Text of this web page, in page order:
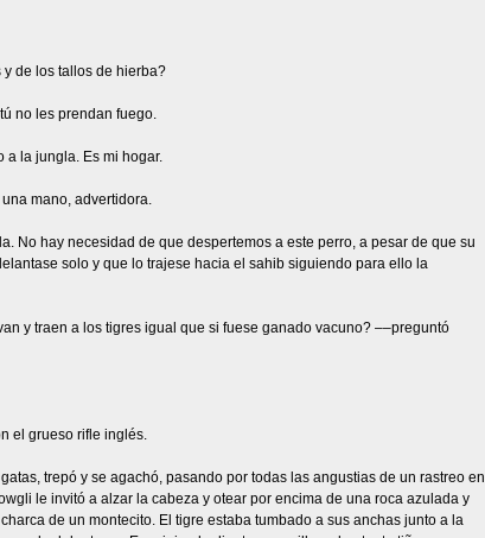
de los tallos de hierba?
no les prendan fuego.
a la jungla. Es mi hogar.
mano, advertidora.
No hay necesidad de que despertemos a este perro, a pesar de que su
solo y que lo trajese hacia el sahib siguiendo para ello la
y traen a los tigres igual que si fuese ganado vacuno? ––preguntó
el grueso rifle inglés.
trepó y se agachó, pasando por todas las angustias de un rastreo en
le invitó a alzar la cabeza y otear por encima de una roca azulada y
de un montecito. El tigre estaba tumbado a sus anchas junto a la